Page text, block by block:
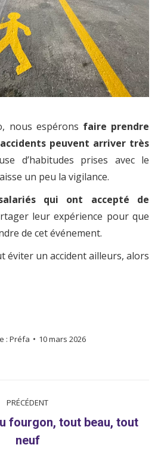
nous espérons faire prendre
peuvent arriver très
d’habitudes prises avec le
un peu la vigilance.
qui ont accepté de
leur expérience pour que
de cet événement.
éviter un accident ailleurs, alors
: Préfa 10 mars 2026
PRÉCÉDENT
Article
précédent
fourgon, tout beau, tout
neuf